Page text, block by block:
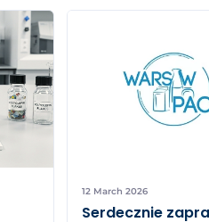
12 March 2026
Serdecznie